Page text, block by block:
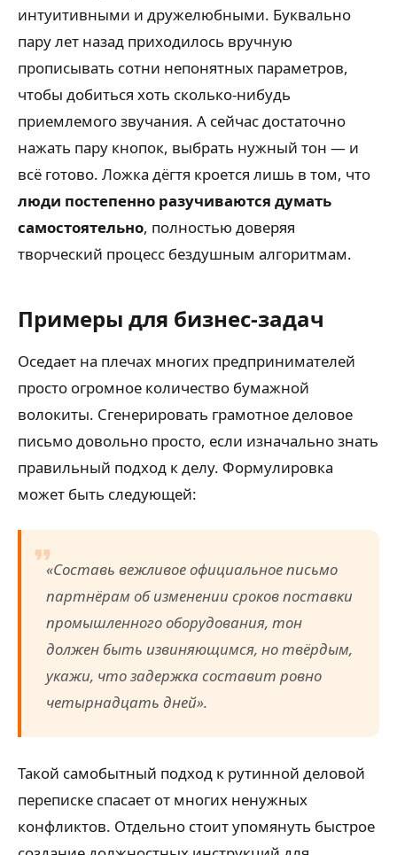
интуитивными и дружелюбными. Буквально
пару лет назад приходилось вручную
прописывать сотни непонятных параметров,
чтобы добиться хоть сколько-нибудь
приемлемого звучания. А сейчас достаточно
нажать пару кнопок, выбрать нужный тон — и
всё готово. Ложка дёгтя кроется лишь в том, что
люди постепенно разучиваются думать
самостоятельно, полностью доверяя
творческий процесс бездушным алгоритмам.
Примеры для бизнес-задач
Оседает на плечах многих предпринимателей
просто огромное количество бумажной
волокиты. Сгенерировать грамотное деловое
письмо довольно просто, если изначально знать
правильный подход к делу. Формулировка
может быть следующей:
«Составь вежливое официальное письмо
партнёрам об изменении сроков поставки
промышленного оборудования, тон
должен быть извиняющимся, но твёрдым,
укажи, что задержка составит ровно
четырнадцать дней».
Такой самобытный подход к рутинной деловой
переписке спасает от многих ненужных
конфликтов. Отдельно стоит упомянуть быстрое